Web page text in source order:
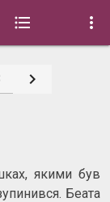
 

якими був
Беата